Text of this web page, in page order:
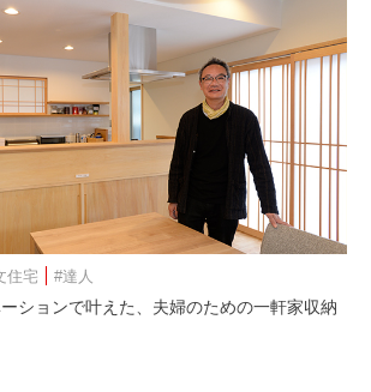
住宅 #達人
ションで叶えた、夫婦のための一軒家収納